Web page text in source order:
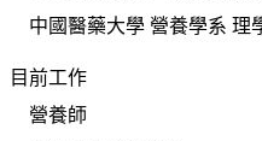
中國醫藥大學 營養學系 理
目前工作
營養師